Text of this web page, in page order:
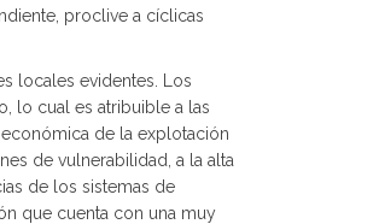
proclive a cíclicas
locales evidentes. Los
lo cual es atribuible a las
de la explotación
de vulnerabilidad, a la alta
de los sistemas de
que cuenta con una muy